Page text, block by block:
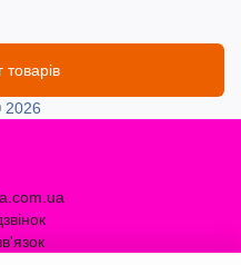
товарів
2026